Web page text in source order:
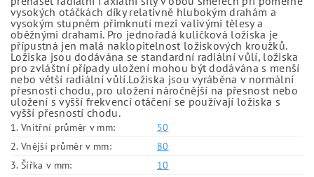
vysokých otáčkách díky relativně hlubokým drahám a
vysokým stupněm přimknutí mezi valivými tělesy a
oběžnými drahami. Pro jednořadá kuličková ložiska je
přípustná jen malá naklopitelnost ložiskových kroužků.
Ložiska jsou dodávána se standardní radiální vůlí, ložiska
pro zvláštní případy uložení mohou být dodávána s menší
nebo větší radiální vůlí.Ložiska jsou vyráběna v normální
přesnosti chodu, pro uložení náročnější na přesnost nebo
uložení s vyšší frekvencí otáčení se používají ložiska s
vyšší přesností chodu.
1. Vnitřní průměr v mm:
50
2. Vnější průměr v mm:
80
3. Šířka v mm:
10